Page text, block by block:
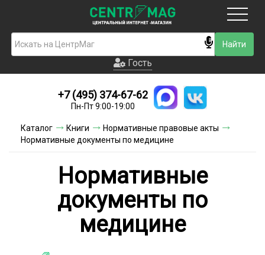
Гость
Новинки
Условия доставки
Контакты
Акции и скидки
Гость
+7 (495) 374-67-62
Пн-Пт 9:00-19:00
Каталог Книги
Нормативные правовые акты
Нормативные документы по медицине
Нормативные
документы по
медицине